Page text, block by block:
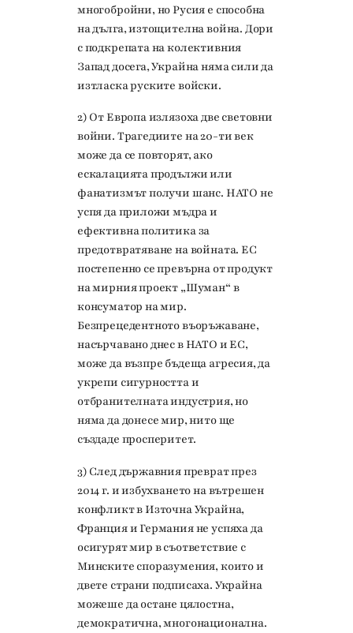
многобройни, но Русия е способна
на дълга, изтощителна война. Дори
с подкрепата на колективния
Запад досега, Украйна няма сили да
изтласка руските войски.
2) От Европа излязоха две световни
войни. Трагедиите на 20-ти век
може да се повторят, ако
ескалацията продължи или
фанатизмът получи шанс. НАТО не
успя да приложи мъдра и
ефективна политика за
предотвратяване на войната. ЕС
постепенно се превърна от продукт
на мирния проект „Шуман“ в
консуматор на мир.
Безпрецедентното въоръжаване,
насърчавано днес в НАТО и ЕС,
може да възпре бъдеща агресия, да
укрепи сигурността и
отбранителната индустрия, но
няма да донесе мир, нито ще
създаде просперитет.
3) След държавния преврат през
2014 г. и избухването на вътрешен
конфликт в Източна Украйна,
Франция и Германия не успяха да
осигурят мир в съответствие с
Минските споразумения, които и
двете страни подписаха. Украйна
можеше да остане цялостна,
демократична, многонационална.